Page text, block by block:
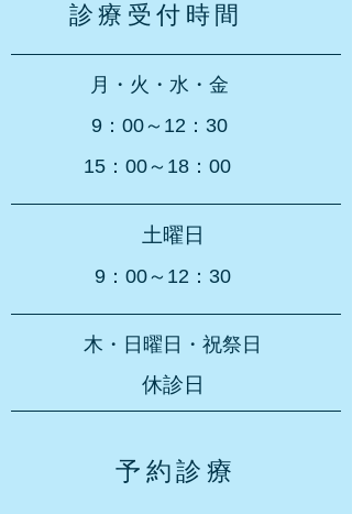
診療受付時間
月・火・水・金
9：00～12：30
15：00～18：00
土曜日
9：00～12：30
木・日曜日 ・祝祭日
休診日
予約診療